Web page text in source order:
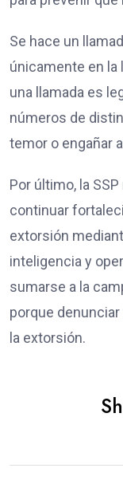
Se hace un
únicamente en la
una llamada es
números de
temor o engañar
Por último, la
continuar
extorsión
inteligencia y
sumarse a la
porque
la extorsión.